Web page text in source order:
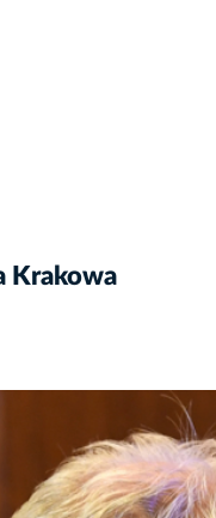
Krakowa